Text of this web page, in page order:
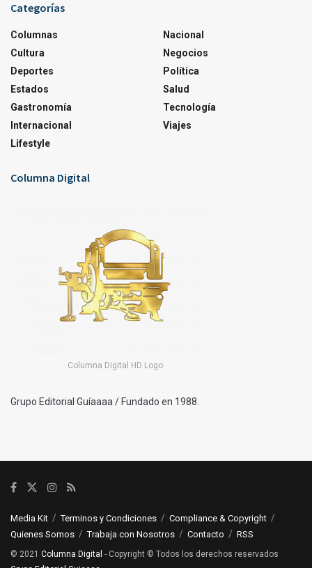
Categorías
Columnas
Cultura
Deportes
Estados
Gastronomía
Internacional
Lifestyle
Nacional
Negocios
Política
Salud
Tecnología
Viajes
Columna Digital
Columna Digital HD Logo
Grupo Editorial Guíaaaa / Fundado en 1988.
Media Kit Terminos y Condiciones
Compliance & Copyright
Quienes Somos
Trabaja con Nosotros Contacto RSS
© 2021 Columna Digital - Copyright © Todos los derechos reservados